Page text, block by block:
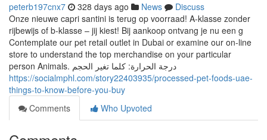
peterb197cnx7 328 days ago News
Discuss
Onze nieuwe capri santini is terug op voorraad! A-klasse zonder
rijbewijs of b-klasse – jij kiest! Bij aankoop ontvang je nu een g
Contemplate our pet retail outlet in Dubai or examine our on-line
store to understand the top merchandise on your particular
person Animals. درجة الحرارة: كلما تغير الحجم
https://socialmphl.com/story22403935/processed-pet-foods-uae-
things-to-know-before-you-buy
Comments
Who Upvoted